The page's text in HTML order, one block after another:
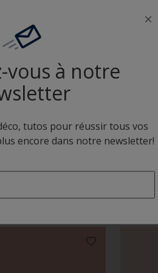
colorés
vous à notre
tutos pour réussir tous vos
encore dans notre newsletter!